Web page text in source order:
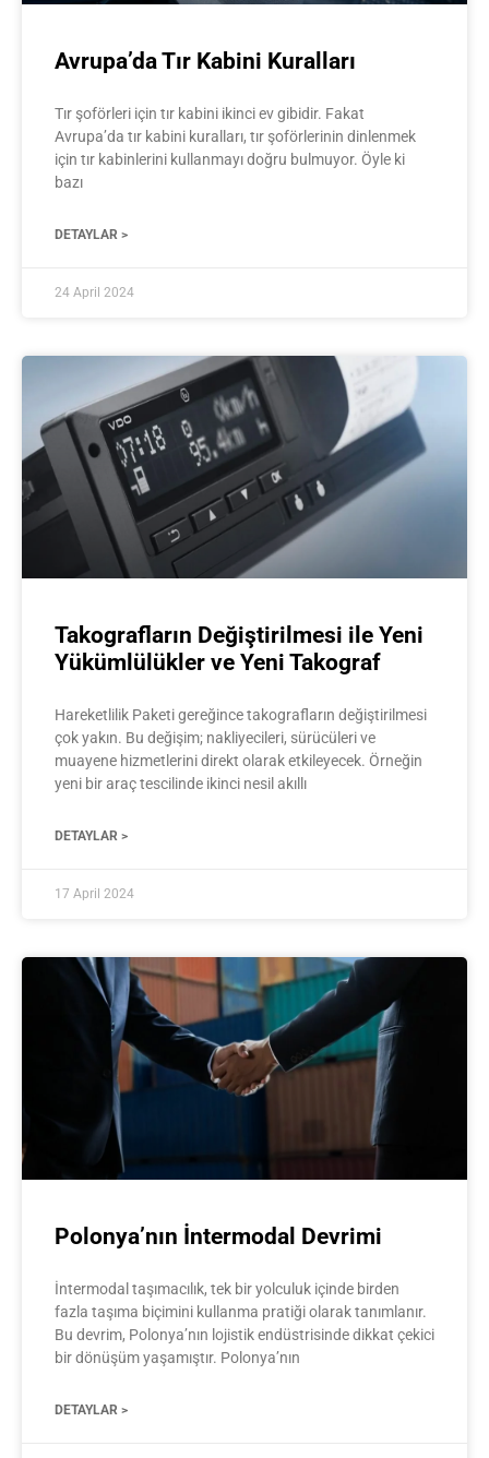
Avrupa’da Tır Kabini Kuralları
Tır şoförleri için tır kabini ikinci ev gibidir. Fakat
Avrupa’da tır kabini kuralları, tır şoförlerinin dinlenmek
için tır kabinlerini kullanmayı doğru bulmuyor. Öyle ki
bazı
DETAYLAR >
24 April 2024
Takografların Değiştirilmesi ile Yeni
Yükümlülükler ve Yeni Takograf
Hareketlilik Paketi gereğince takografların değiştirilmesi
çok yakın. Bu değişim; nakliyecileri, sürücüleri ve
muayene hizmetlerini direkt olarak etkileyecek. Örneğin
yeni bir araç tescilinde ikinci nesil akıllı
DETAYLAR >
17 April 2024
Polonya’nın İntermodal Devrimi
İntermodal taşımacılık, tek bir yolculuk içinde birden
fazla taşıma biçimini kullanma pratiği olarak tanımlanır.
Bu devrim, Polonya’nın lojistik endüstrisinde dikkat çekici
bir dönüşüm yaşamıştır. Polonya’nın
DETAYLAR >